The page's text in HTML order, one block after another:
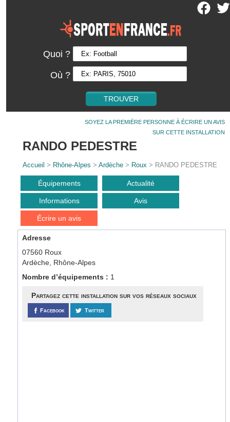
Quoi ?
Où ?
SOYEZ LA PREMIÈRE PERSONNE À ÉCRIRE UN AVIS
SUR CETTE INSTALLATION
RANDO PEDESTRE
Accueil > Rhône-Alpes >Ardèche > Roux > RANDO PEDESTRE
Équipements Actualité
Informations Avis
Écrire un avis
Adresse
07560 Roux
Ardèche, Rhône-Alpes
Nombre d’équipements : 1
Partagez cette installation sur vos réseaux sociaux
Facebook Twitter